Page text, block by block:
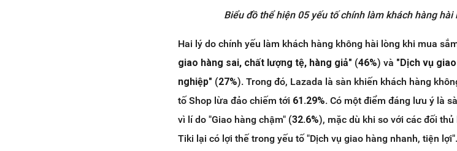
Biểu đồ thể hiện 05 yếu tố chính làm khách hàng
Hai lý do chính yếu làm khách hàng không hài lòng khi mua
giao hàng sai, chất lượng tệ, hàng giả" (46%) và "Dịch vụ
nghiệp" (27%). Trong đó, Lazada là sàn khiến khách hàng
tố Shop lừa đảo chiếm tới 61.29%.Có một điểm đáng lưu ý là
vì lí do "Giao hàng chậm" (32.6%), mặc dù khi so với các đối
Tiki lại có lợi thế trong yếu tố "Dịch vụ giao hàng nhanh, tiện